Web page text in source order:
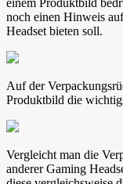
einem Produktbild
noch einen Hinweis
Headset bieten soll.
Auf der
Produktbild die
Vergleicht man die
anderer Gaming